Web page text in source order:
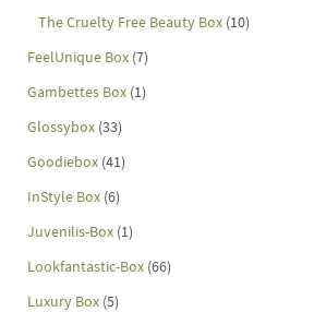
The Cruelty Free Beauty Box (10)
FeelUnique Box (7)
Gambettes Box (1)
Glossybox (33)
Goodiebox (41)
InStyle Box (6)
Juvenilis-Box (1)
Lookfantastic-Box (66)
Luxury Box (5)